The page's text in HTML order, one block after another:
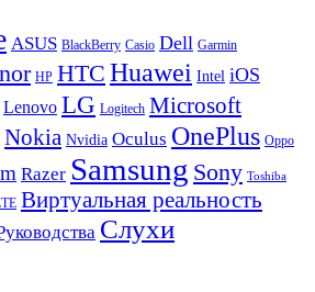
ASUS BlackBerry Casio Dell Garmin
HP HTC Huawei Intel iOS
Lenovo LG Logitech Microsoft
Nokia Nvidia Oculus OnePlus Oppo
Razer Samsung Sony Toshiba
Виртуальная реальность
Слухи